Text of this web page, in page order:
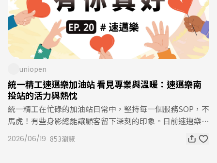
購物清單，再依照各平台主打的回饋機制進行搭配，拆分平
台下單也是個不錯的選擇，把各家回饋通通拿好拿滿！此
外，也別忘了搭配信用卡回饋與會員點數累積，才能把優惠
價值發揮到最大。趁著活動期間，把想買的商品一次加入購
物車，聰明消費、省錢也省心！
情！DREAM PLAZA 餐廳推薦 4.Urban ParadiseSource：D
REAM PLAZAUrban Paradise 結合餐飲、美學與社交空間概
念，打造兼具精品餐酒氛圍與豐盛 Buffet 體驗的用餐空
間，餐點設計融合多元風味，不論是海鮮、異國料理、肉
類、甜點，都在水準之上，而且 Urban Paradise 主打微醺
與精緻餐酒氛圍，特色小食與特調更是大加分，讓人在繁忙
城市中找到片刻放鬆的綠洲！DREAM PLAZA 餐廳推薦 5. 東
山炭燒牛舌Source：DREAM PLAZA牛舌控看到這間，請直
接收進必吃清單！來自日本仙台的人氣名店「東山炭燒牛
舌」主打職人炭火燒烤技術，透過精準火候鎖住肉汁，呈現
外層 Q 彈脆口、內裡軟嫩多汁的絕佳口感。每一片牛舌都
友即可各獲得 5 點 OPENPOINT (好友還可以立即獲得咖啡
首登禮！)，邀請越多、領越多！趕快邀請好朋友一起來加
入！uniopen 會員享優惠 2. 統超保經網路投保抽日本單人
來回機票統超保經網路投保活動至 2026/6/30，推出多項優
惠，針對旅遊險、汽/機車保險，只要單筆保費 555 元，不
需抽獎即可獲得 20 點 OPENPOINT 點數回饋。另外再加碼
終極大獎，特別規劃「日本單人來回機票」（1名）以及每
月加碼抽 1,000 點 OPENPOINT 點數（每月抽出 5 名），
趕快來成為幸運得主吧！看更多uniopen 會員享優惠 3. 想
邊投資邊拿回饋？找統一證券就對了！2026/6/30 前，在統
一證券每月台股定期存股成交每滿 5,000 元，就有機會抽
漢來美食即享券 2,000 元（每月 20 名）；此外，還有「新
uniopen
統一精工速邁樂加油站 看見專業與溫暖：速邁樂南
投站的活力與熱忱
統一精工在忙碌的加油站日常中，堅持每一個服務SOP，不
馬虎！有些身影總能讓顧客留下深刻的印象。日前速邁樂加
油站-南投站收到了一則來自顧客讚美，顧客表示：每次前
往加油洗車時，儘管工作現場十分忙碌，夥伴沅杰總是熱情
2026/06/19 853瀏覽